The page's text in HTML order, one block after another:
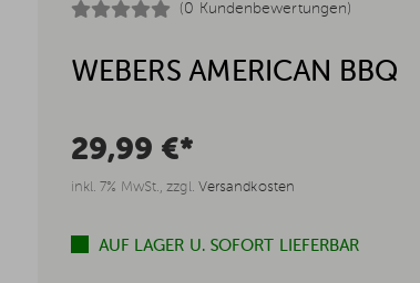
(0 Kundenbewertungen)
WEBERS AMERICAN BBQ
29,99 €*
inkl. 7% MwSt., zzgl. Versandkosten
AUF LAGER U. SOFORT LIEFERBAR